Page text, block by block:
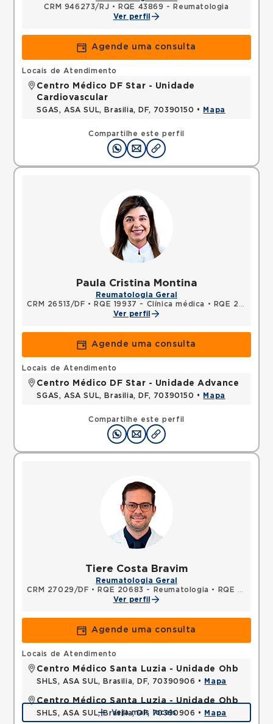
CRM 946273/RJ •
RQE 43869 - Reumatologia
Ver perfil
Agende uma consulta
Compartilhe este perfil
Locais de Atendimento
Centro Médico DF Star - Unidade
Cardiovascular
SGAS, ASA SUL, Brasilia, DF, 70390150 • Mapa
Paula Cristina Montina
Reumatologia Geral
CRM 26513/DF • RQE 19937 - Clínica médica •
RQE 21843 - Reumatologia
Ver perfil
Agende uma consulta
Compartilhe este perfil
Locais de Atendimento
Centro Médico DF Star - Unidade Advance
SGAS, ASA SUL, Brasilia, DF, 70390150 • Mapa
Tiere Costa Bravim
Reumatologia Geral
CRM 27029/DF • RQE 20683 - Reumatologia •
RQE 22595 - Clínica médica
Ver perfil
Agende uma consulta
Locais de Atendimento
Centro Médico Santa Luzia - Unidade Ohb
SHLS, ASA SUL, Brasilia, DF, 70390906 • Mapa
Centro Médico Santa Luzia - Unidade Ohb
SHLS, ASA SUL, Brasilia, DF, 70390906 • Mapa
Veja mais locais